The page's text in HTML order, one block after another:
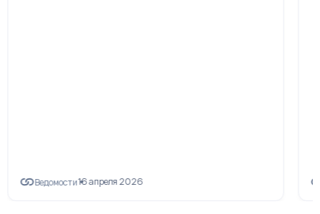
Ведомости16 апреля 2026